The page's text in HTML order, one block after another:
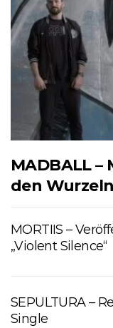
MADBALL –
den Wurzeln
MORTIIS –
„Violent Silence“
SEPULTURA –
Single